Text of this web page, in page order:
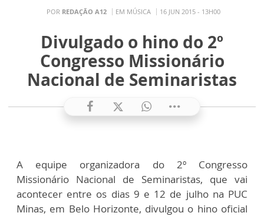
POR REDAÇÃO A12 EM MÚSICA 16 JUN 2015 - 13H00
Divulgado o hino do 2º
Congresso Missionário
Nacional de Seminaristas
A equipe organizadora do 2º Congresso
Missionário Nacional de Seminaristas, que vai
acontecer entre os dias 9 e 12 de julho na PUC
Minas, em Belo Horizonte, divulgou o hino oficial